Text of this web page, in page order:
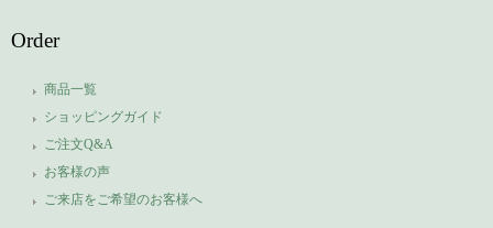
Order
商品一覧
ショッピングガイド
ご注文Q&A
お客様の声
ご来店をご希望のお客様へ